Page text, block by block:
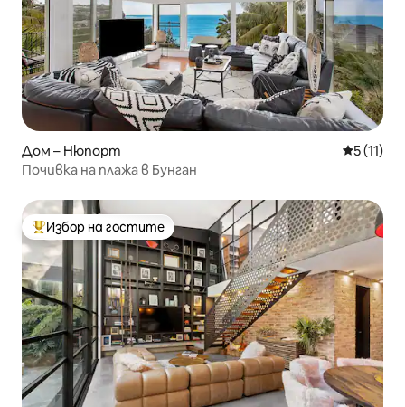
Дом – Нюпорт Средна
5 (11)
Почивка на плажа в Бунган
Най-популярен избор на гостите
Избор на гостите